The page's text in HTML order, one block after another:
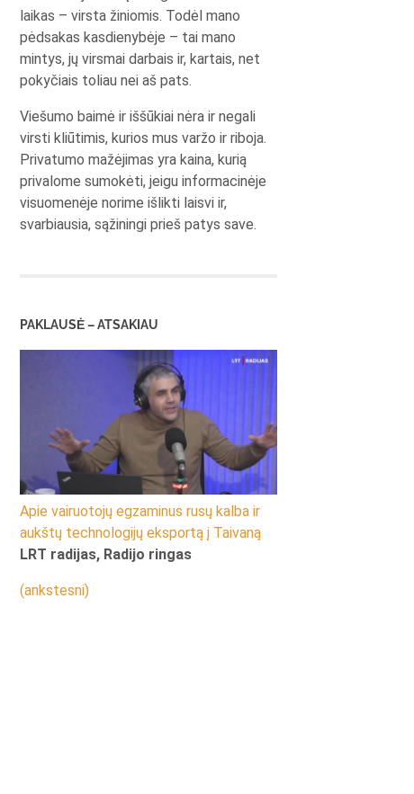
laikas – virsta žiniomis. Todėl mano
pėdsakas kasdienybėje – tai mano
mintys, jų virsmai darbais ir, kartais, net
pokyčiais toliau nei aš pats.
Viešumo baimė ir iššūkiai nėra ir negali
virsti kliūtimis, kurios mus varžo ir riboja.
Privatumo mažėjimas yra kaina, kurią
privalome sumokėti, jeigu informacinėje
visuomenėje norime išlikti laisvi ir,
svarbiausia, sąžiningi prieš patys save.
PAKLAUSĖ – ATSAKIAU
Apie vairuotojų egzaminus rusų kalba ir
aukštų technologijų eksportą į Taivaną
LRT radijas, Radijo ringas
(ankstesni)